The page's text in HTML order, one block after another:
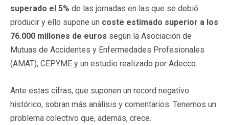
superado el 5% de las jornadas en las que se debió
producir y ello supone un coste estimado superior a los
76.000 millones de euros según la Asociación de
Mutuas de Accidentes y Enfermedades Profesionales
(AMAT), CEPYME y un estudio realizado por Adecco.
Ante estas cifras, que suponen un record negativo
histórico, sobran más análisis y comentarios. Tenemos un
problema colectivo que, además, crece.